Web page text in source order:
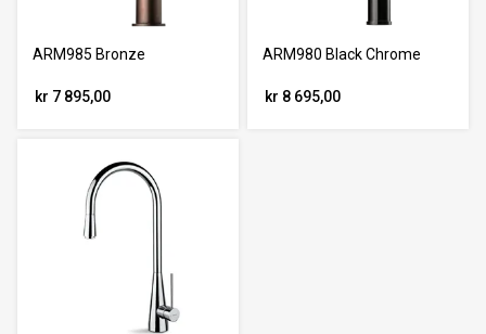
ARM985 Bronze
kr 7 895,00
ARM980 Black Chrome
kr 8 695,00